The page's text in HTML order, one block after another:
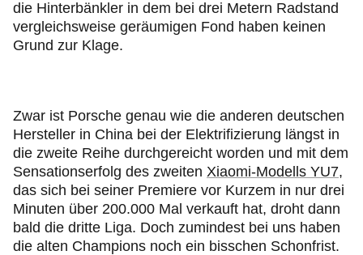
die Hinterbänkler in dem bei drei Metern Radstand
vergleichsweise geräumigen Fond haben keinen
Grund zur Klage.
Zwar ist Porsche genau wie die anderen deutschen
Hersteller in China bei der Elektrifizierung längst in
die zweite Reihe durchgereicht worden und mit dem
Sensationserfolg des zweiten Xiaomi-Modells YU7,
das sich bei seiner Premiere vor Kurzem in nur drei
Minuten über 200.000 Mal verkauft hat, droht dann
bald die dritte Liga. Doch zumindest bei uns haben
die alten Champions noch ein bisschen Schonfrist.